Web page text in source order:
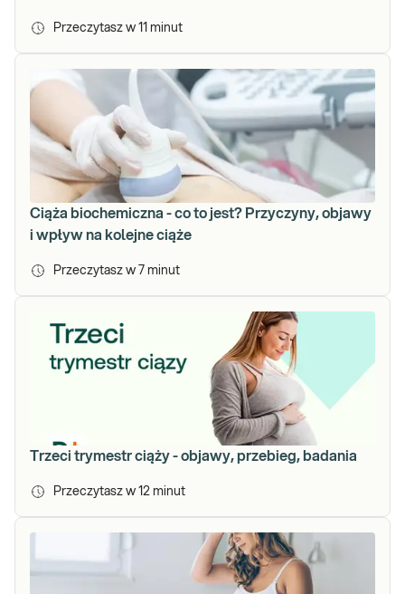
Przeczytasz w 11 minut
Ciąża biochemiczna - co to jest? Przyczyny, objawy
i wpływ na kolejne ciąże
Przeczytasz w 7 minut
Trzeci trymestr ciąży - objawy, przebieg, badania
Przeczytasz w 12 minut